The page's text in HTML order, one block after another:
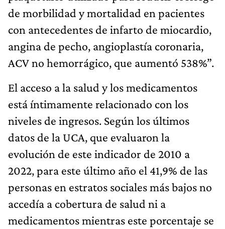
de morbilidad y mortalidad en pacientes
con antecedentes de infarto de miocardio,
angina de pecho, angioplastía coronaria,
ACV no hemorrágico, que aumentó 538%”.
El acceso a la salud y los medicamentos
está íntimamente relacionado con los
niveles de ingresos. Según los últimos
datos de la UCA, que evaluaron la
evolución de este indicador de 2010 a
2022, para este último año el 41,9% de las
personas en estratos sociales más bajos no
accedía a cobertura de salud ni a
medicamentos mientras este porcentaje se